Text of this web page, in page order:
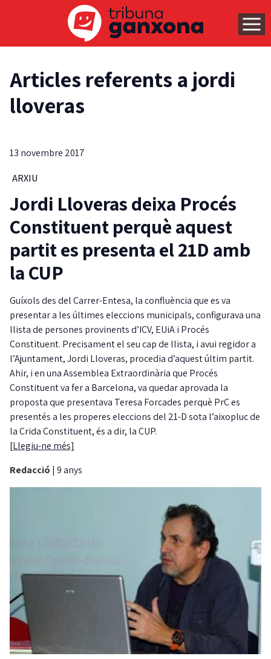
Articles referents a jordi
lloveras
13 novembre 2017
ARXIU
Jordi Lloveras deixa Procés
Constituent perquè aquest
partit es presenta el 21D amb
la CUP
Guíxols des del Carrer-Entesa, la confluència que es va
presentar a les últimes eleccions municipals, configurava una
llista de persones provinents d’ICV, EUiA i Procés
Constituent. Precisament el seu cap de llista, i avui regidor a
l’Ajuntament, Jordi Lloveras, procedia d’aquest últim partit.
Ahir, i en una Assemblea Extraordinària que Procés
Constituent va fer a Barcelona, va quedar aprovada la
proposta que presentava Teresa Forcades perquè PrC es
presentés a les properes eleccions del 21-D sota l’aixopluc de
la Crida Constituent, és a dir, la CUP.
[Llegiu-ne més]
Redacció | 9 anys